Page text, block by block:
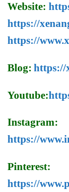
Website:
https://
https://
Blog: https://
Youtube:
Instagram:
https://
Pinterest:
https://